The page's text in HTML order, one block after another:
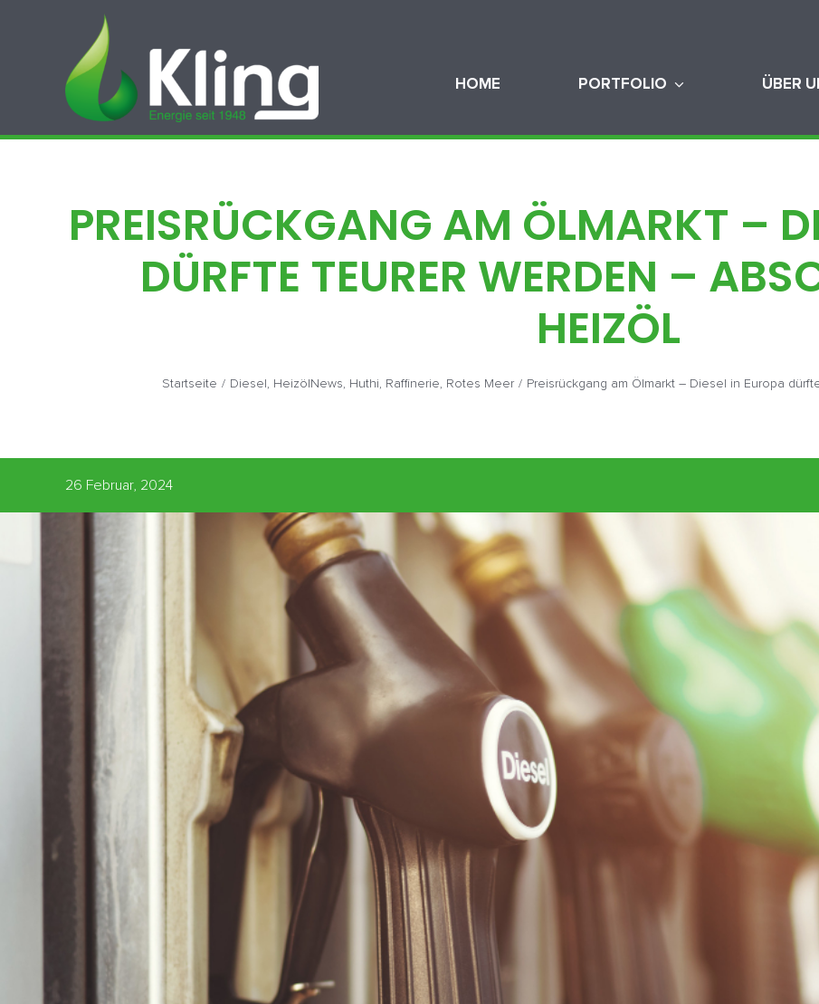
HOME PORTFOLIO ÜBER
PREISRÜCKGANG AM ÖLMARKT –
DÜRFTE TEURER WERDEN –
HEIZÖL
Startseite / Diesel, HeizölNews, Huthi, Raffinerie, Rotes Meer / Preisrückgang am Ölmarkt – Diesel in Europa
26 Februar, 2024